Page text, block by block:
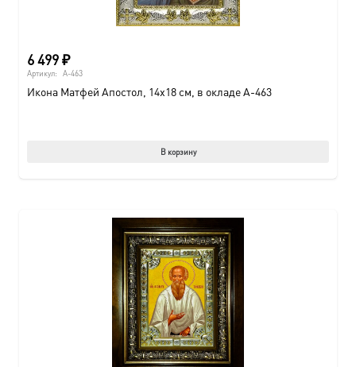
6 499₽
Артикул: A-463
Икона Матфей Апостол, 14х18 см, в окладе A-463
В корзину